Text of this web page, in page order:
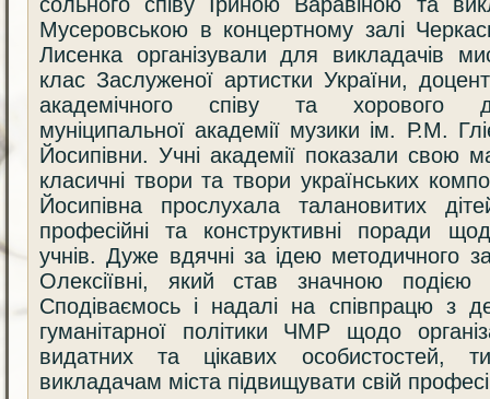
Мусеровською в концертному залі
Лисенка організували для викладачів
клас Заслуженої артистки України,
академічного співу та хорового
муніципальної академії музики ім. Р.М.
Йосипівни. Учні академії показали свою
класичні твори та твори українських
Йосипівна прослухала талановитих
професійні та конструктивні поради
учнів. Дуже вдячні за ідею методичного
Олексіївні, який став значною подією
Сподіваємось і надалі на співпрацю з
гуманітарної політики ЧМР щодо
видатних та цікавих особистостей,
викладачам міста підвищувати свій